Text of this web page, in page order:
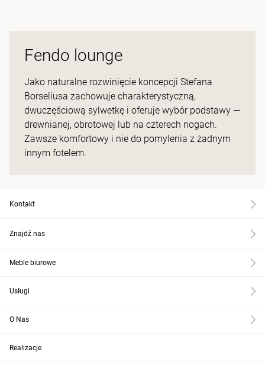
Fendo lounge
Jako naturalne rozwinięcie koncepcji Stefana
Borseliusa zachowuje charakterystyczną,
dwuczęściową sylwetkę i oferuje wybór podstawy —
drewnianej, obrotowej lub na czterech nogach.
Zawsze komfortowy i nie do pomylenia z żadnym
innym fotelem.
Kontakt
Znajdź nas
Meble biurowe
Usługi
O Nas
Realizacje